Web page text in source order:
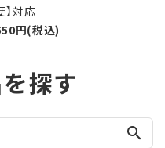
】対応
円(税込)
探す
search